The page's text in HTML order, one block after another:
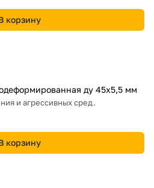
корзину
ду 45х5,5 мм
и агрессивных сред.
корзину